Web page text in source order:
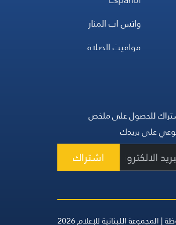
واتس اب المنار
مواقيت الصلاة
للحصول على ملخص
على بريدك
اشتراك
اللبنانية للإعلام 2026